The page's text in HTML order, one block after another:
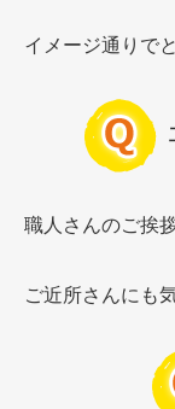
イメージ通りで
職人さんのご挨
ご近所さんにも